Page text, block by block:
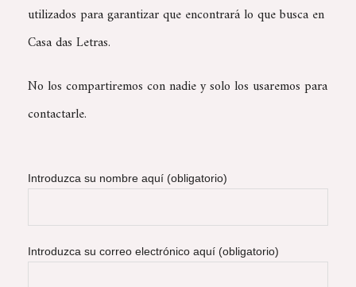
utilizados para garantizar que encontrará lo que busca en
Casa das Letras.
No los compartiremos con nadie y solo los usaremos para
contactarle.
Introduzca su nombre aquí (obligatorio)
Introduzca su correo electrónico aquí (obligatorio)